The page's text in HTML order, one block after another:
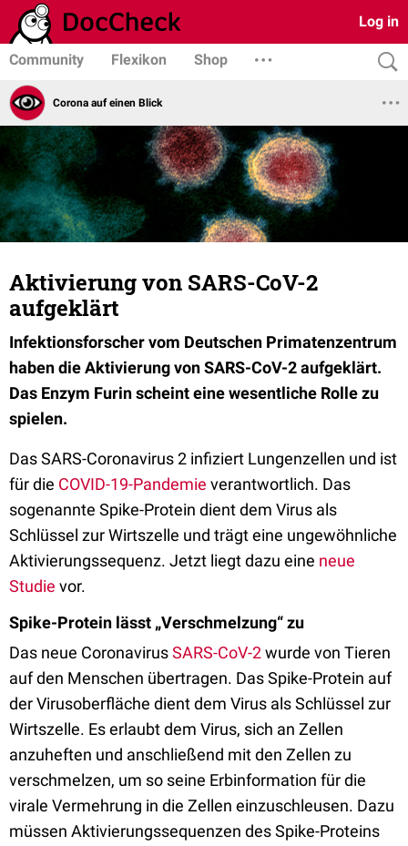
Log in
Community Flexikon Shop
Corona auf einen Blick
Aktivierung von SARS-CoV-2
aufgeklärt
Infektionsforscher vom Deutschen Primatenzentrum
haben die Aktivierung von SARS-CoV-2 aufgeklärt.
Das Enzym Furin scheint eine wesentliche Rolle zu
spielen.
Das SARS-Coronavirus 2 infiziert Lungenzellen und ist
für die COVID-19-Pandemie verantwortlich. Das
sogenannte Spike-Protein dient dem Virus als
Schlüssel zur Wirtszelle und trägt eine ungewöhnliche
Aktivierungssequenz. Jetzt liegt dazu eine neue
Studie vor.
Spike-Protein lässt „Verschmelzung“ zu
Das neue CoronavirusSARS-CoV-2wurde von Tieren
auf den Menschen übertragen. Das Spike-Protein auf
der Virusoberfläche dient dem Virus als Schlüssel zur
Wirtszelle. Es erlaubt dem Virus, sich an Zellen
anzuheften und anschließend mit den Zellen zu
verschmelzen, um so seine Erbinformation für die
virale Vermehrung in die Zellen einzuschleusen. Dazu
müssen Aktivierungssequenzen des Spike-Proteins